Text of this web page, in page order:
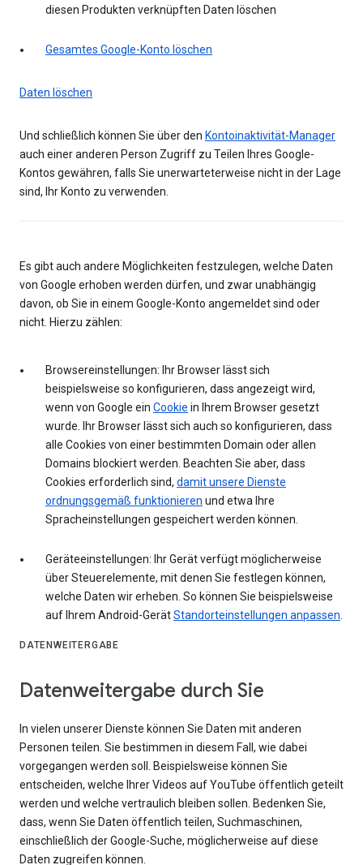
diesen Produkten verknüpften Daten löschen
Gesamtes Google-Konto löschen
Daten löschen
Und schließlich können Sie über den Kontoinaktivität-Manager
auch einer anderen Person Zugriff zu Teilen Ihres Google-
Kontos gewähren, falls Sie unerwarteterweise nicht in der Lage
sind, Ihr Konto zu verwenden.
Es gibt auch andere Möglichkeiten festzulegen, welche Daten
von Google erhoben werden dürfen, und zwar unabhängig
davon, ob Sie in einem Google-Konto angemeldet sind oder
nicht. Hierzu zählen:
Browsereinstellungen: Ihr Browser lässt sich
beispielsweise so konfigurieren, dass angezeigt wird,
wenn von Google ein Cookie in Ihrem Browser gesetzt
wurde. Ihr Browser lässt sich auch so konfigurieren, dass
alle Cookies von einer bestimmten Domain oder allen
Domains blockiert werden. Beachten Sie aber, dass
Cookies erforderlich sind, damit unsere Dienste
ordnungsgemäß funktionieren und etwa Ihre
Spracheinstellungen gespeichert werden können.
Geräteeinstellungen: Ihr Gerät verfügt möglicherweise
über Steuerelemente, mit denen Sie festlegen können,
welche Daten wir erheben. So können Sie beispielsweise
auf Ihrem Android-GerätStandorteinstellungen anpassen
DATENWEITERGABE
Datenweitergabe durch Sie
In vielen unserer Dienste können Sie Daten mit anderen
Personen teilen. Sie bestimmen in diesem Fall, wie dabei
vorgegangen werden soll. Beispielsweise können Sie
entscheiden, welche Ihrer Videos auf YouTube öffentlich geteilt
werden und welche vertraulich bleiben sollen. Bedenken Sie,
dass, wenn Sie Daten öffentlich teilen, Suchmaschinen,
einschließlich der Google-Suche, möglicherweise auf diese
Daten zugreifen können.